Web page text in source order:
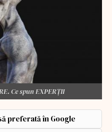
Ce spun EXPERȚII
preferată în Google